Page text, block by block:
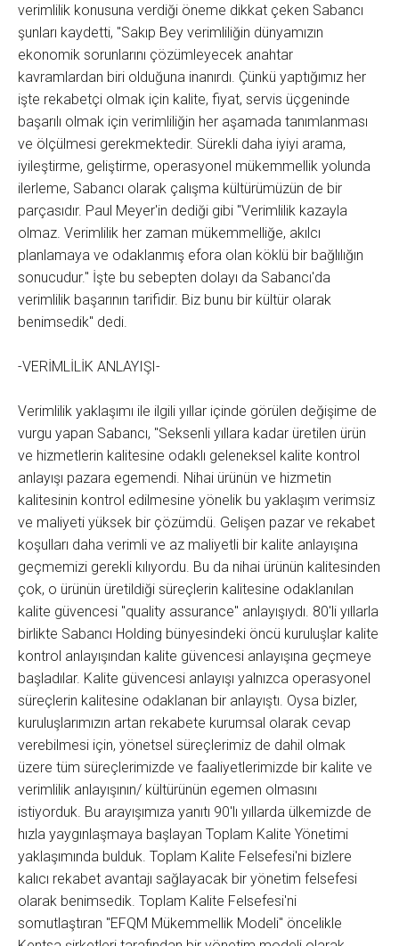
verimlilik konusuna verdiği öneme dikkat çeken Sabancı
şunları kaydetti, "Sakıp Bey verimliliğin dünyamızın
ekonomik sorunlarını çözümleyecek anahtar
kavramlardan biri olduğuna inanırdı. Çünkü yaptığımız her
işte rekabetçi olmak için kalite, fiyat, servis üçgeninde
başarılı olmak için verimliliğin her aşamada tanımlanması
ve ölçülmesi gerekmektedir. Sürekli daha iyiyi arama,
iyileştirme, geliştirme, operasyonel mükemmellik yolunda
ilerleme, Sabancı olarak çalışma kültürümüzün de bir
parçasıdır. Paul Meyer'in dediği gibi "Verimlilik kazayla
olmaz. Verimlilik her zaman mükemmelliğe, akılcı
planlamaya ve odaklanmış efora olan köklü bir bağlılığın
sonucudur." İşte bu sebepten dolayı da Sabancı'da
verimlilik başarının tarifidir. Biz bunu bir kültür olarak
benimsedik" dedi.
-VERİMLİLİK ANLAYIŞI-
Verimlilik yaklaşımı ile ilgili yıllar içinde görülen değişime de
vurgu yapan Sabancı, "Seksenli yıllara kadar üretilen ürün
ve hizmetlerin kalitesine odaklı geleneksel kalite kontrol
anlayışı pazara egemendi. Nihai ürünün ve hizmetin
kalitesinin kontrol edilmesine yönelik bu yaklaşım verimsiz
ve maliyeti yüksek bir çözümdü. Gelişen pazar ve rekabet
koşulları daha verimli ve az maliyetli bir kalite anlayışına
geçmemizi gerekli kılıyordu. Bu da nihai ürünün kalitesinden
çok, o ürünün üretildiği süreçlerin kalitesine odaklanılan
kalite güvencesi "quality assurance" anlayışıydı. 80'li yıllarla
birlikte Sabancı Holding bünyesindeki öncü kuruluşlar kalite
kontrol anlayışından kalite güvencesi anlayışına geçmeye
başladılar. Kalite güvencesi anlayışı yalnızca operasyonel
süreçlerin kalitesine odaklanan bir anlayıştı. Oysa bizler,
kuruluşlarımızın artan rekabete kurumsal olarak cevap
verebilmesi için, yönetsel süreçlerimiz de dahil olmak
üzere tüm süreçlerimizde ve faaliyetlerimizde bir kalite ve
verimlilik anlayışının/ kültürünün egemen olmasını
istiyorduk. Bu arayışımıza yanıtı 90'lı yıllarda ülkemizde de
hızla yaygınlaşmaya başlayan Toplam Kalite Yönetimi
yaklaşımında bulduk. Toplam Kalite Felsefesi'ni bizlere
kalıcı rekabet avantajı sağlayacak bir yönetim felsefesi
olarak benimsedik. Toplam Kalite Felsefesi'ni
somutlaştıran "EFQM Mükemmellik Modeli" öncelikle